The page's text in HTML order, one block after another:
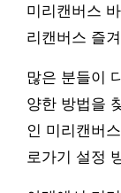
미리캔버스
리캔버스 즐
많은 분들이
양한 방법을
인 미리캔버
로가기 설정